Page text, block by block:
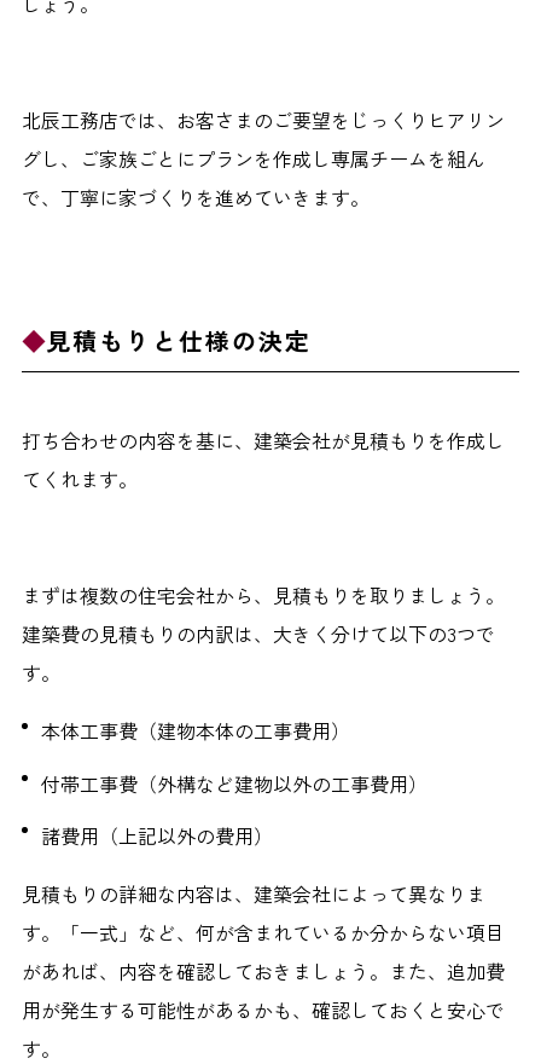
北辰工務店では、お客さまのご要望をじっくりヒアリン
グし、ご家族ごとにプランを作成し専属チームを組ん
で、丁寧に家づくりを進めていきます。
見積もりと仕様の決定
打ち合わせの内容を基に、建築会社が見積もりを作成し
てくれます。
まずは複数の住宅会社から、見積もりを取りましょう。
建築費の見積もりの内訳は、大きく分けて以下の3つで
す。
本体工事費（建物本体の工事費用）
付帯工事費（外構など建物以外の工事費用）
諸費用（上記以外の費用）
見積もりの詳細な内容は、建築会社によって異なりま
す。「一式」など、何が含まれているか分からない項目
があれば、内容を確認しておきましょう。また、追加費
用が発生する可能性があるかも、確認しておくと安心で
す。